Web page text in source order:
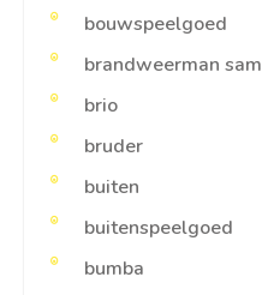
bouwspeelgoed
brandweerman sam
brio
bruder
buiten
buitenspeelgoed
bumba